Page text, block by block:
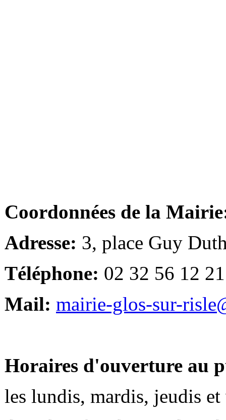
Coordonnées de la
Adresse: 3, place Guy
Téléphone: 02 32 56 12 21
Mail: mairie-glos-sur-
Horaires d'ouverture au
les lundis, mardis, jeudis et